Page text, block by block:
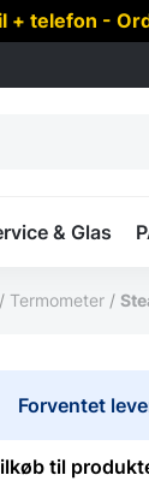
+ telefon -
& Glas
/ Termometer /
Forventet
til